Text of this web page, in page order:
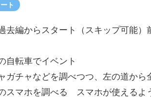
ト
去編からスタート（スキップ可能
自転車でイベント
ガチャなどを調べつつ、左の道から
スマホを調べる スマホが使える